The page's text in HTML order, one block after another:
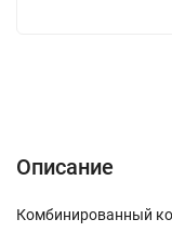
Описание
Комбинированный